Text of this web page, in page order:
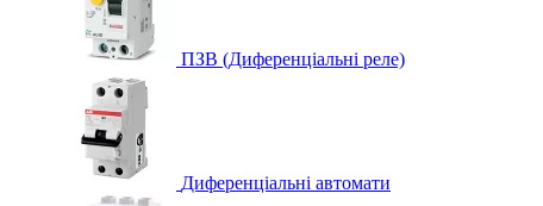
ПЗВ (Диференціальні реле)
Диференціальні автомати